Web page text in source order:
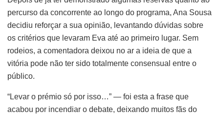
percurso da concorrente ao longo do programa, Ana Sousa
decidiu reforçar a sua opinião, levantando dúvidas sobre
os critérios que levaram Eva até ao primeiro lugar. Sem
rodeios, a comentadora deixou no ar a ideia de que a
vitória pode não ter sido totalmente consensual entre o
público.
“Levar o prémio só por isso…” — foi esta a frase que
acabou por incendiar o debate, deixando muitos fãs do